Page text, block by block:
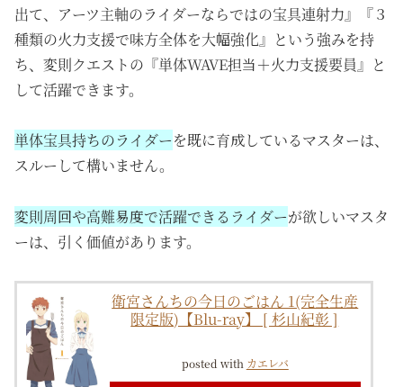
出て、アーツ主軸のライダーならではの宝具連射力』『３
種類の火力支援で味方全体を大幅強化』という強みを持
ち、変則クエストの『単体WAVE担当＋火力支援要員』と
して活躍できます。
単体宝具持ちのライダーを既に育成しているマスターは、
スルーして構いません。
変則周回や高難易度で活躍できるライダーが欲しいマスタ
ーは、引く価値があります。
衛宮さんちの今日のごはん 1(完全生産
限定版)【Blu-ray】 [ 杉山紀彰 ]
posted with カエレバ